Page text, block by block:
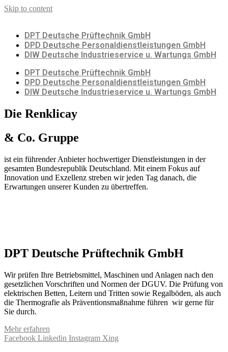
Skip to content
DPT Deutsche Prüftechnik GmbH
DPD Deutsche Personaldienstleistungen GmbH
DIW Deutsche Industrieservice u. Wartungs GmbH
DPT Deutsche Prüftechnik GmbH
DPD Deutsche Personaldienstleistungen GmbH
DIW Deutsche Industrieservice u. Wartungs GmbH
Die Renklicay
& Co. Gruppe
ist ein führender Anbieter hochwertiger Dienstleistungen in der
gesamten Bundesrepublik Deutschland. Mit einem Fokus auf
Innovation und Exzellenz streben wir jeden Tag danach, die
Erwartungen unserer Kunden zu übertreffen.
DPT Deutsche Prüftechnik GmbH
Wir prüfen Ihre Betriebsmittel, Maschinen und Anlagen nach den
gesetzlichen Vorschriften und Normen der DGUV. Die Prüfung von
elektrischen Betten, Leitern und Tritten sowie Regalböden, als auch
die Thermografie als Präventionsmaßnahme führen wir gerne für
Sie durch.
Mehr erfahren
Facebook Linkedin Instagram Xing